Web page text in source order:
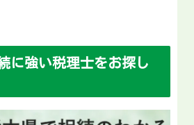
に強い税理士をお探し